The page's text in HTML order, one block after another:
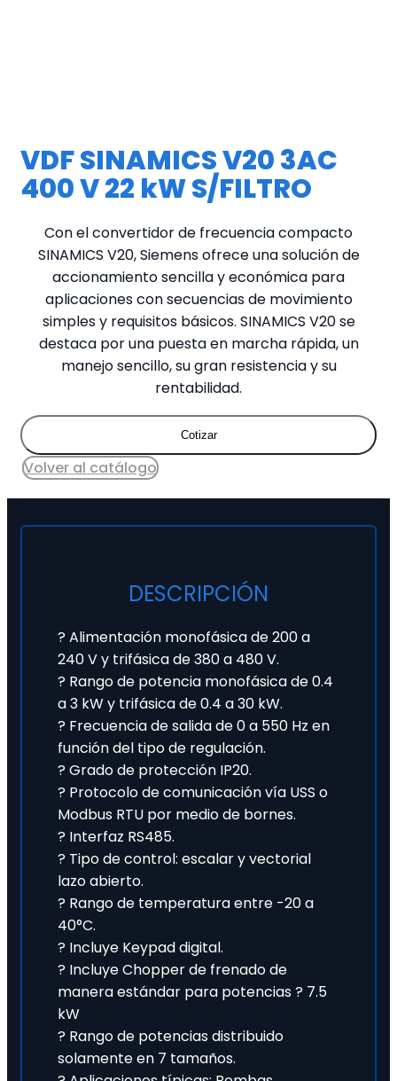
VDF SINAMICS V20 3AC
400 V 22 kW S/FILTRO
Con el convertidor de frecuencia compacto
SINAMICS V20, Siemens ofrece una solución de
accionamiento sencilla y económica para
aplicaciones con secuencias de movimiento
simples y requisitos básicos. SINAMICS V20 se
destaca por una puesta en marcha rápida, un
manejo sencillo, su gran resistencia y su
rentabilidad.
Cotizar
Volver al catálogo
DESCRIPCIÓN
? Alimentación monofásica de 200 a
240 V y trifásica de 380 a 480 V.
? Rango de potencia monofásica de 0.4
a 3 kW y trifásica de 0.4 a 30 kW.
? Frecuencia de salida de 0 a 550 Hz en
función del tipo de regulación.
? Grado de protección IP20.
? Protocolo de comunicación vía USS o
Modbus RTU por medio de bornes.
? Interfaz RS485.
? Tipo de control: escalar y vectorial
lazo abierto.
? Rango de temperatura entre -20 a
40°C.
? Incluye Keypad digital.
? Incluye Chopper de frenado de
manera estándar para potencias ? 7.5
kW
? Rango de potencias distribuido
solamente en 7 tamaños.